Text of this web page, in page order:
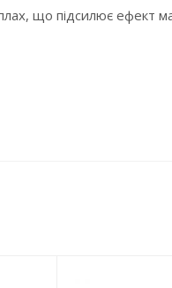
що підсилює ефект